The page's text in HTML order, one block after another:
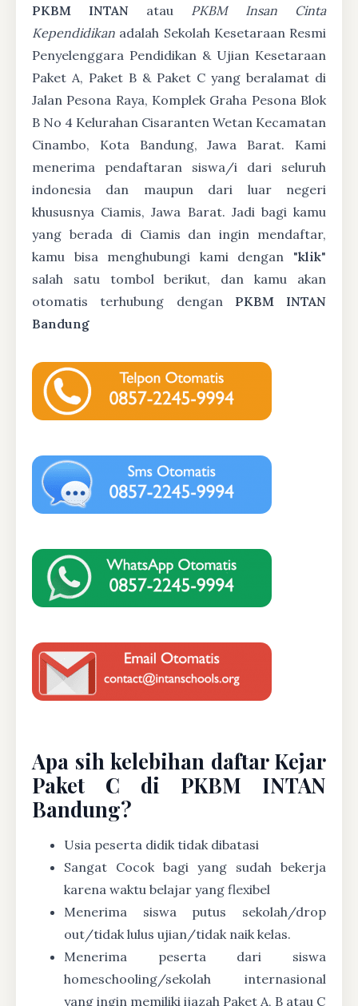
PKBM INTAN atau PKBM Insan Cinta
Kependidikan adalah Sekolah Kesetaraan Resmi
Penyelenggara Pendidikan & Ujian Kesetaraan
Paket A, Paket B & Paket C yang beralamat di
Jalan Pesona Raya, Komplek Graha Pesona Blok
B No 4 Kelurahan Cisaranten Wetan Kecamatan
Cinambo, Kota Bandung, Jawa Barat. Kami
menerima pendaftaran siswa/i dari seluruh
indonesia dan maupun dari luar negeri
khususnya Ciamis, Jawa Barat. Jadi bagi kamu
yang berada di Ciamis dan ingin mendaftar,
kamu bisa menghubungi kami dengan "klik"
salah satu tombol berikut, dan kamu akan
otomatis terhubung dengan PKBM INTAN
Bandung
Apa sih kelebihan daftar Kejar
Paket C di PKBM INTAN
Bandung?
Usia peserta didik tidak dibatasi
Sangat Cocok bagi yang sudah bekerja
karena waktu belajar yang flexibel
Menerima siswa putus sekolah/drop
out/tidak lulus ujian/tidak naik kelas.
Menerima peserta dari siswa
homeschooling/sekolah internasional
yang ingin memiliki ijazah Paket A, B atau C